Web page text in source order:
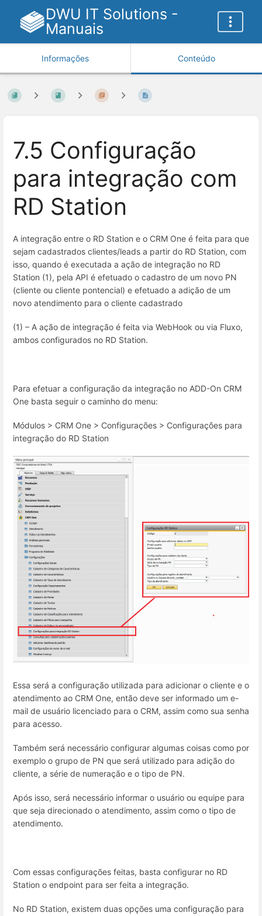
DWU IT Solutions -
Manuais
Informações Conteúdo
7.5 Configuração
para integração com
RD Station
A integração entre o RD Station e o CRM One é feita para que
sejam cadastrados clientes/leads a partir do RD Station, com
isso, quando é executada a ação de integração no RD
Station (1), pela API é efetuado o cadastro de um novo PN
(cliente ou cliente pontencial) e efetuado a adição de um
novo atendimento para o cliente cadastrado
(1) – A ação de integração é feita via WebHook ou via Fluxo,
ambos configurados no RD Station.
Para efetuar a configuração da integração no ADD-On CRM
One basta seguir o caminho do menu:
Módulos > CRM One > Configurações > Configurações para
integração do RD Station
Essa será a configuração utilizada para adicionar o cliente e o
atendimento ao CRM One, então deve ser informado um e-
mail de usuário licenciado para o CRM, assim como sua senha
para acesso.
Também será necessário configurar algumas coisas como por
exemplo o grupo de PN que será utilizado para adição do
cliente, a série de numeração e o tipo de PN.
Após isso, será necessário informar o usuário ou equipe para
que seja direcionado o atendimento, assim como o tipo de
atendimento.
Com essas configurações feitas, basta configurar no RD
Station o endpoint para ser feita a integração.
No RD Station, existem duas opções uma configuração para